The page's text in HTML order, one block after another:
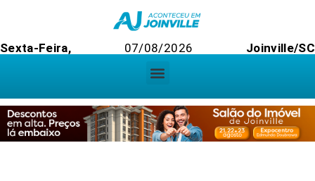
Sexta-Feira, 07/08/2026 Joinville/SC